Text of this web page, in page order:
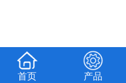
首页 产品